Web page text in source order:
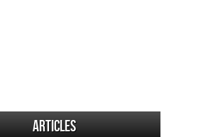
Articles